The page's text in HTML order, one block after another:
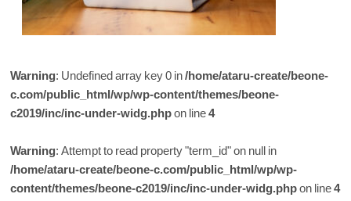
Warning: Undefined array key 0 in/home/ataru-create/beone-
c.com/public_html/wp/wp-content/themes/beone-
c2019/inc/inc-under-widg.phpon line4
Warning: Attempt to read property "term_id" on null in
/home/ataru-create/beone-c.com/public_html/wp/wp-
content/themes/beone-c2019/inc/inc-under-widg.phpon line4